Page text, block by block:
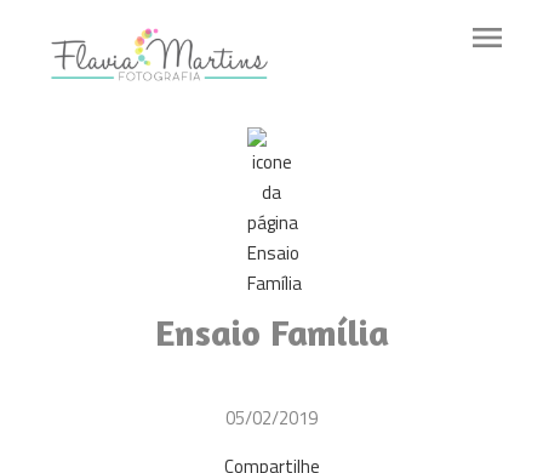
menu
Ensaio Família
05/02/2019
Compartilhe